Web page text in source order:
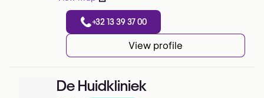
+32 13 39 37 00
View profile
De Huidkliniek